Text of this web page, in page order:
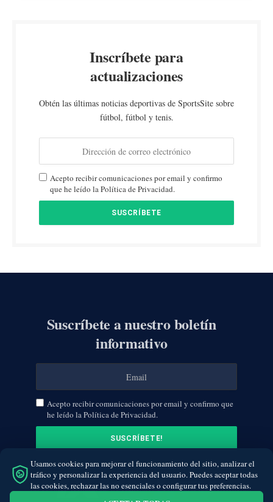
Inscríbete para
actualizaciones
Obtén las últimas noticias deportivas de SportsSite sobre
fútbol, fútbol y tenis.
Acepto recibir comunicaciones por email y confirmo
que he leído la Política de Privacidad.
Suscríbete a nuestro boletín
informativo
Acepto recibir comunicaciones por email y confirmo que
he leído la Política de Privacidad.
Usamos cookies para mejorar el funcionamiento del sitio, analizar el
tráfico y personalizar la experiencia del usuario. Puedes aceptar todas
las cookies, rechazar las no esenciales o configurar tus preferencias.